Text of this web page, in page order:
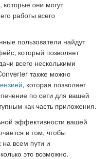
они могут
работы всего
пользователи найдут
который позволяет
всего несколькими
также можно
, которая позволяет
по сети для вашей
как часть приложения.
эффективности вашей
в том, чтобы
на всем пути и
это возможно.